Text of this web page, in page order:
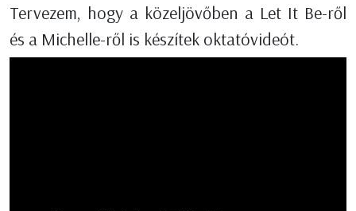
Tervezem, hogy a közeljövőben a Let It Be-ről
és a Michelle-ről is készítek oktatóvideót.